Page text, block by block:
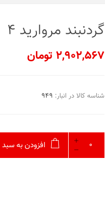
گردنبند مروارید 4
2,902,567 تومان
شناسه کالا در انبار: 949
افزودن به